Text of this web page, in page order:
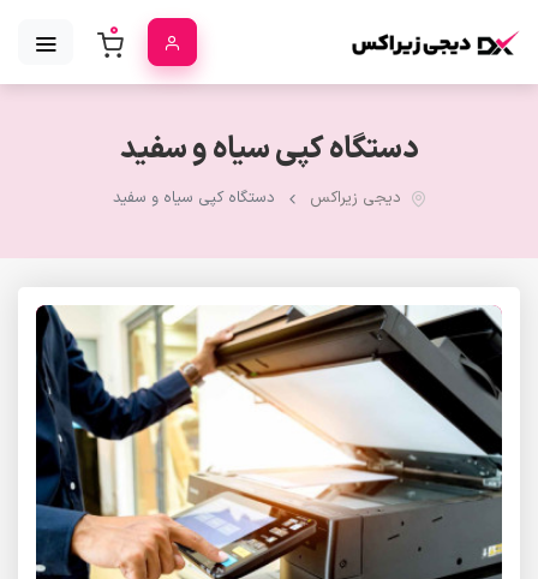
0
دستگاه کپی سیاه و سفید
دیجی زیراکس دستگاه کپی سیاه و سفید